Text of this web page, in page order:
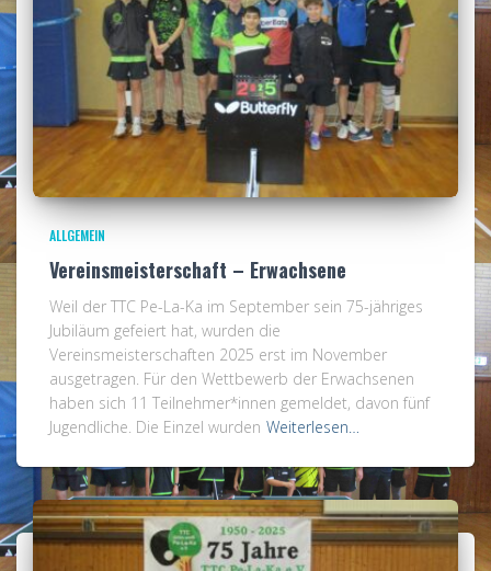
ALLGEMEIN
Vereinsmeisterschaft – Erwachsene
Weil der TTC Pe-La-Ka im September sein 75-jähriges
Jubiläum gefeiert hat, wurden die
Vereinsmeisterschaften 2025 erst im November
ausgetragen. Für den Wettbewerb der Erwachsenen
haben sich 11 Teilnehmer*innen gemeldet, davon fünf
Jugendliche. Die Einzel wurden Weiterlesen…